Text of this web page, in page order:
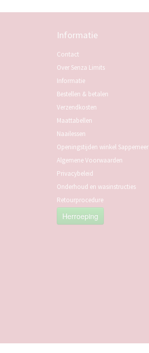
Informatie
Contact
Over Senza Limits
Informatie
Bestellen & betalen
Verzendkosten
Maattabellen
Naailessen
Openingstijden winkel Sappemeer
Algemene Voorwaarden
Privacybeleid
Onderhoud en wasinstructies
Retourprocedure
Herroeping